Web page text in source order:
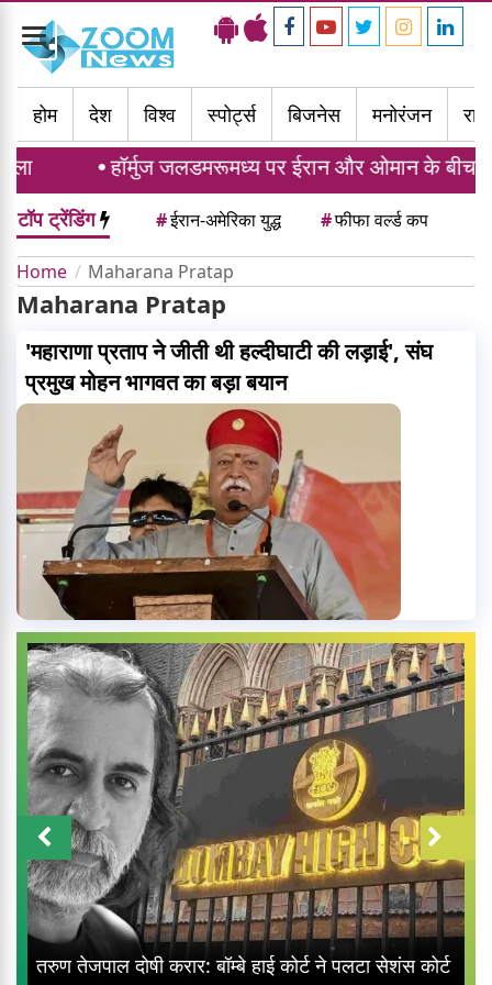
Toggle
navigation
होम
देश विश्व स्पोर्ट्स बिजनेस मनोरंजन
हॉर्मुज जलडमरूमध्य पर ईरान और ओमान के बीच
टॉप ट्रेंडिंग #ईरान-अमेरिका युद्ध #फीफा वर्ल्ड कप
Home Maharana Pratap
Maharana Pratap
'महाराणा प्रताप ने जीती थी हल्दीघाटी की लड़ाई', संघ
प्रमुख मोहन भागवत का बड़ा बयान
तरुण तेजपाल दोषी करार: बॉम्बे हाई कोर्ट ने पलटा सेशंस कोर्ट